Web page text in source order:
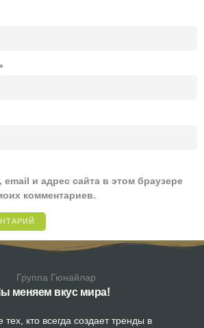
*
и адрес сайта в этом браузере
комментариев.
меняем вкус мира!
кто всегда создает тренды в